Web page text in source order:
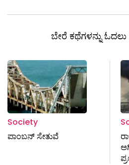
ಬೇರೆ ಕಥೆಗಳನ್ನು
Society
ಪಾಂಬನ್ ಸೇತುವೆ